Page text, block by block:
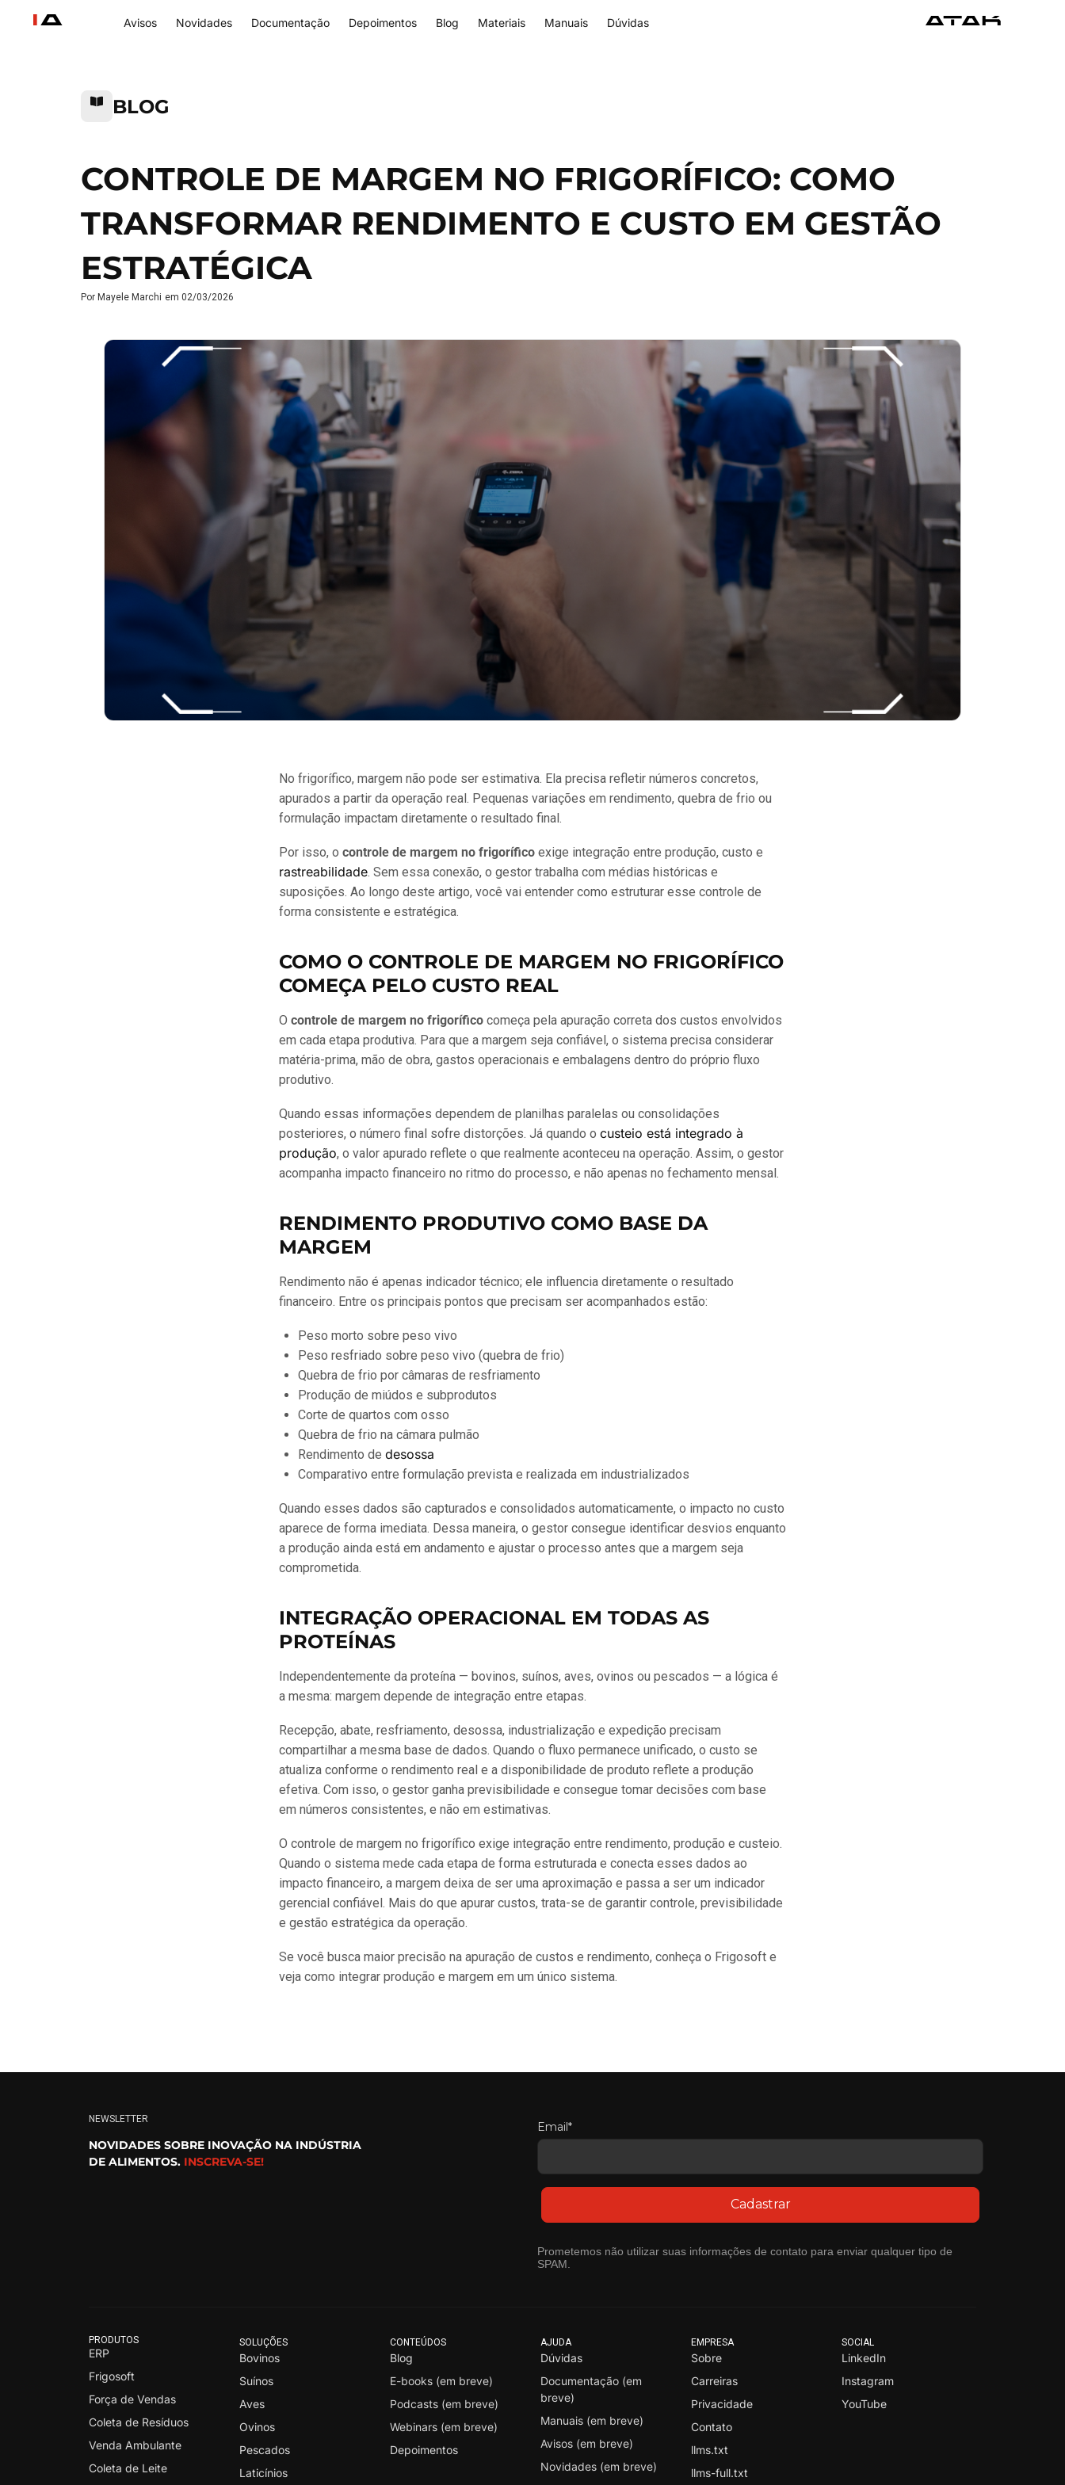
Avisos Novidades Documentação Depoimentos Blog Materiais Manuais Dúvidas
BLOG
CONTROLE DE MARGEM NO FRIGORÍFICO: COMO
TRANSFORMAR RENDIMENTO E CUSTO EM GESTÃO
ESTRATÉGICA
Por Mayele Marchi em 02/03/2026
No frigorífico, margem não pode ser estimativa. Ela precisa refletir números concretos,
apurados a partir da operação real. Pequenas variações em rendimento, quebra de frio ou
formulação impactam diretamente o resultado final.
Por isso, o controle de margem no frigorífico exige integração entre produção, custo e
rastreabilidade. Sem essa conexão, o gestor trabalha com médias históricas e
suposições. Ao longo deste artigo, você vai entender como estruturar esse controle de
forma consistente e estratégica.
COMO O CONTROLE DE MARGEM NO FRIGORÍFICO
COMEÇA PELO CUSTO REAL
O controle de margem no frigorífico começa pela apuração correta dos custos envolvidos
em cada etapa produtiva. Para que a margem seja confiável, o sistema precisa considerar
matéria-prima, mão de obra, gastos operacionais e embalagens dentro do próprio fluxo
produtivo.
Quando essas informações dependem de planilhas paralelas ou consolidações
posteriores, o número final sofre distorções. Já quando o custeio está integrado à
produção, o valor apurado reflete o que realmente aconteceu na operação. Assim, o gestor
acompanha impacto financeiro no ritmo do processo, e não apenas no fechamento mensal.
RENDIMENTO PRODUTIVO COMO BASE DA
MARGEM
Rendimento não é apenas indicador técnico; ele influencia diretamente o resultado
financeiro. Entre os principais pontos que precisam ser acompanhados estão:
Peso morto sobre peso vivo
Peso resfriado sobre peso vivo (quebra de frio)
Quebra de frio por câmaras de resfriamento
Produção de miúdos e subprodutos
Corte de quartos com osso
Quebra de frio na câmara pulmão
Rendimento de desossa
Comparativo entre formulação prevista e realizada em industrializados
Quando esses dados são capturados e consolidados automaticamente, o impacto no custo
aparece de forma imediata. Dessa maneira, o gestor consegue identificar desvios enquanto
a produção ainda está em andamento e ajustar o processo antes que a margem seja
comprometida.
INTEGRAÇÃO OPERACIONAL EM TODAS AS
PROTEÍNAS
Independentemente da proteína — bovinos, suínos, aves, ovinos ou pescados — a lógica é
a mesma: margem depende de integração entre etapas.
Recepção, abate, resfriamento, desossa, industrialização e expedição precisam
compartilhar a mesma base de dados. Quando o fluxo permanece unificado, o custo se
atualiza conforme o rendimento real e a disponibilidade de produto reflete a produção
efetiva. Com isso, o gestor ganha previsibilidade e consegue tomar decisões com base
em números consistentes, e não em estimativas.
O controle de margem no frigorífico exige integração entre rendimento, produção e custeio.
Quando o sistema mede cada etapa de forma estruturada e conecta esses dados ao
impacto financeiro, a margem deixa de ser uma aproximação e passa a ser um indicador
gerencial confiável. Mais do que apurar custos, trata-se de garantir controle, previsibilidade
e gestão estratégica da operação.
Se você busca maior precisão na apuração de custos e rendimento, conheça o Frigosoft e
veja como integrar produção e margem em um único sistema.
NEWSLETTER
NOVIDADES SOBRE INOVAÇÃO NA INDÚSTRIA
DE ALIMENTOS. INSCREVA-SE!
Email*
Cadastrar
Prometemos não utilizar suas informações de contato para enviar qualquer tipo de
SPAM.
PRODUTOS
ERP
Frigosoft
Força de Vendas
Coleta de Resíduos
Venda Ambulante
Coleta de Leite
SOLUÇÕES
Bovinos
Suínos
Aves
Ovinos
Pescados
Laticínios
CONTEÚDOS
Blog
E-books (em breve)
Podcasts (em breve)
Webinars (em breve)
Depoimentos
AJUDA
Dúvidas
Documentação (em
breve)
Manuais (em breve)
Avisos (em breve)
Novidades (em breve)
EMPRESA
Sobre
Carreiras
Privacidade
Contato
llms.txt
llms-full.txt
SOCIAL
LinkedIn
Instagram
YouTube